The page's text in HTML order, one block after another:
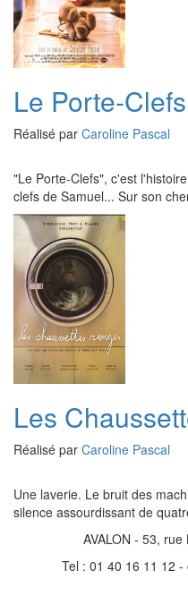
Le Porte-Clefs
Réalisé par Caroline Pascal
"Le Porte-Clefs", c'est
clefs de Samuel... Sur son
Les
Réalisé par Caroline Pascal
Une laverie. Le bruit des
silence assourdissant de
AVALON - 53,
Tel : 01 40 16 11 12